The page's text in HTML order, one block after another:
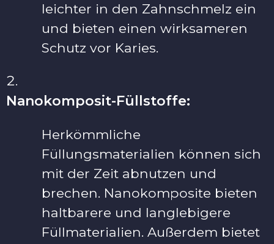
leichter in den Zahnschmelz ein
und bieten einen wirksameren
Schutz vor Karies.
Nanokomposit-Füllstoffe:
Herkömmliche
Füllungsmaterialien können sich
mit der Zeit abnutzen und
brechen. Nanokomposite bieten
haltbarere und langlebigere
Füllmaterialien. Außerdem bietet